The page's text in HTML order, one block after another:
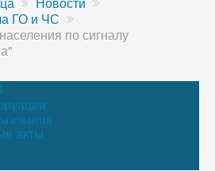
ГО и ЧС
по сигналу
акты